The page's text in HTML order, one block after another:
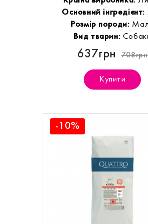
Основний інгредієнт:
Розмір породи:
Вид тварин:
637грн 708грн
Купити
-10%